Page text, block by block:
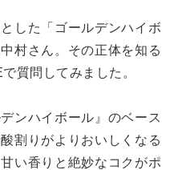
した「ゴールデンハイボ
村さん。その正体を知る
質問してみました。
ンハイボール』のベース
割りがよりおいしくなる
い香りと絶妙なコクがポ